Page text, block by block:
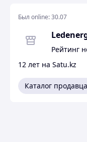
Степень защиты IP
Тип лампы
Тип освещения
Тип рассеивателя
Форма
Был online:30.07
Рейтинг
12 лет на Satu.kz
Каталог продавца